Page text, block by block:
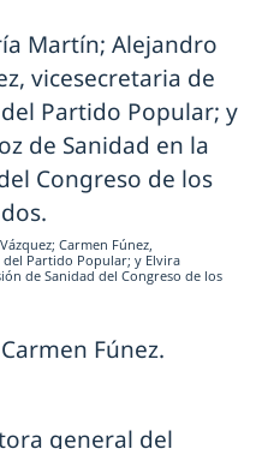
Carmen Fúnez,
del Partido Popular; y Elvira
de Sanidad del Congreso de los